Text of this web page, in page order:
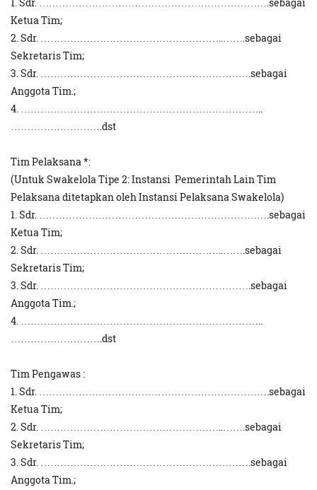
1. Sdr. …………………………………………………………….sebagai
Ketua Tim;
2. Sdr. ………………………………………………..…….sebagai
Sekretaris Tim;
3. Sdr. ……………………………………………………….sebagai
Anggota Tim.;
4. ………………………………………………………………..
……………………….dst
Tim Pelaksana *:
(Untuk Swakelola Tipe 2: Instansi Pemerintah Lain Tim
Pelaksana ditetapkan oleh Instansi Pelaksana Swakelola)
1. Sdr. …………………………………………………………….sebagai
Ketua Tim;
2. Sdr. ………………………………………………..…….sebagai
Sekretaris Tim;
3. Sdr. ……………………………………………………….sebagai
Anggota Tim.;
4. ………………………………………………………………..
……………………….dst
Tim Pengawas :
1. Sdr. …………………………………………………………….sebagai
Ketua Tim;
2. Sdr. ………………………………………………..…….sebagai
Sekretaris Tim;
3. Sdr. ……………………………………………………….sebagai
Anggota Tim.;